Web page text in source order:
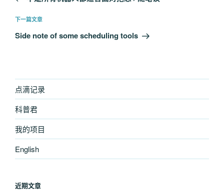
航
文
章
下
一
下一篇文章
Side note of some scheduling tools
点滴记录
科普君
我的项目
English
近期文章